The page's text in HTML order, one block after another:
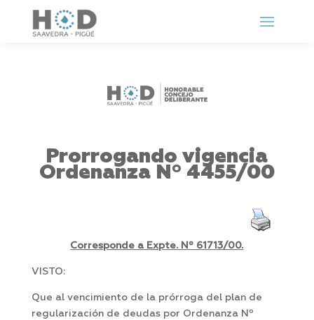
Prorrogando vigencia
Ordenanza Nº 4455/00
Corresponde a Expte. Nº 61713/00.
VISTO:
Que al vencimiento de la prórroga del plan de
regularización de deudas por Ordenanza Nº